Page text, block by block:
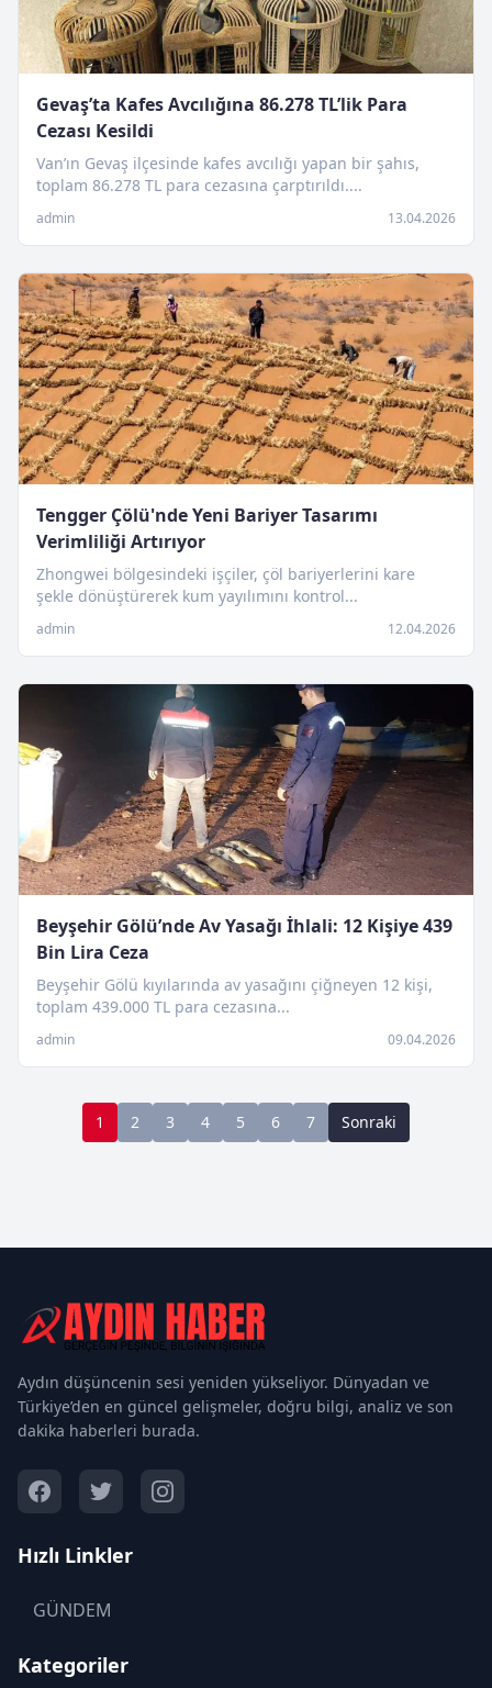
Gevaş’ta Kafes Avcılığına 86.278 TL’lik Para
Cezası Kesildi
Van’ın Gevaş ilçesinde kafes avcılığı yapan bir şahıs,
toplam 86.278 TL para cezasına çarptırıldı....
admin 13.04.2026
Tengger Çölü'nde Yeni Bariyer Tasarımı
Verimliliği Artırıyor
Zhongwei bölgesindeki işçiler, çöl bariyerlerini kare
şekle dönüştürerek kum yayılımını kontrol...
admin 12.04.2026
Beyşehir Gölü’nde Av Yasağı İhlali: 12 Kişiye 439
Bin Lira Ceza
Beyşehir Gölü kıyılarında av yasağını çiğneyen 12 kişi,
toplam 439.000 TL para cezasına...
admin 09.04.2026
1 2 3 4 5 6 7 Sonraki
Aydın düşüncenin sesi yeniden yükseliyor. Dünyadan ve
Türkiye’den en güncel gelişmeler, doğru bilgi, analiz ve son
dakika haberleri burada.
Hızlı Linkler
GÜNDEM
Kategoriler